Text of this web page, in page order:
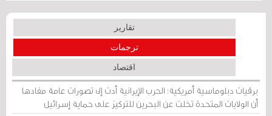
تقارير
ترجمات
اقتصاد
برقيات دبلوماسية أمريكية: الحرب الإيرانية أدت إلى تصورات عامة مفادها
أن الولايات المتحدة تخلت عن البحرين للتركيز على حماية إسرائيل